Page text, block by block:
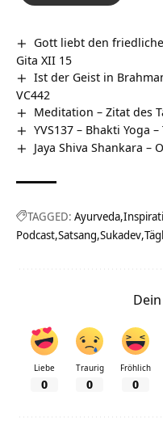
Gott liebt den
Gita XII 15
Ist der Geist in
VC442
Meditation – Zitat des
YVS137 – Bhakti Yoga
Jaya Shiva Shankara –
TAGGED: Ayurveda
Podcast Satsang Sukadev
Liebe
0
Traurig
0
Fröhlich
0